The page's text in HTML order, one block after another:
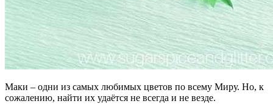
Маки – одни из самых любимых цветов по всему Миру. Но, к
сожалению, найти их удаётся не всегда и не везде.